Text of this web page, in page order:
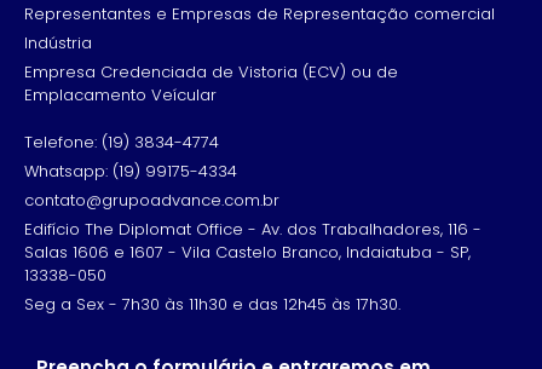
Representantes e Empresas de Representação comercial
Indústria
Empresa Credenciada de Vistoria (ECV) ou de
Emplacamento Veícular
Telefone: (19) 3834-4774
Whatsapp: (19) 99175-4334
contato@grupoadvance.com.br
Edifício The Diplomat Office - Av. dos Trabalhadores, 116 -
Salas 1606 e 1607 - Vila Castelo Branco, Indaiatuba - SP,
13338-050
Seg a Sex - 7h30 às 11h30 e das 12h45 às 17h30.